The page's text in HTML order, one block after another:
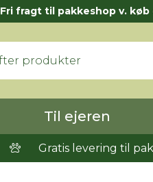
Fri fragt til pakkeshop v. køb
Til ejeren
Gratis levering til